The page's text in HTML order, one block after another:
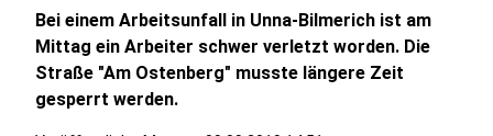
Bei einem Arbeitsunfall in Unna-Bilmerich ist am
Mittag ein Arbeiter schwer verletzt worden. Die
Straße "Am Ostenberg" musste längere Zeit
gesperrt werden.